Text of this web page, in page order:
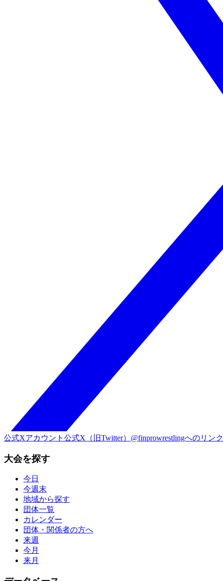
公式Xアカウント 公式X（旧Twitter）@finprowrestlingへのリンク
大会を探す
今日
今週末
地域から探す
団体一覧
カレンダー
団体・関係者の方へ
来週
今月
来月